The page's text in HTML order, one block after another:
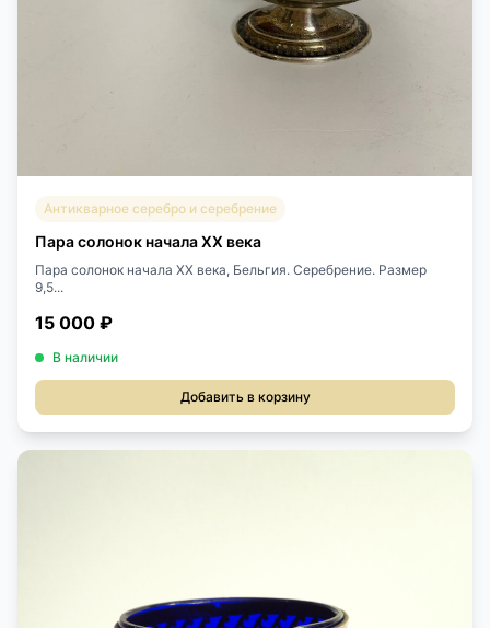
Антикварное серебро и серебрение
Пара солонок начала XX века
Пара солонок начала XX века, Бельгия. Серебрение. Размер
9,5...
15 000 ₽
В наличии
Добавить в корзину